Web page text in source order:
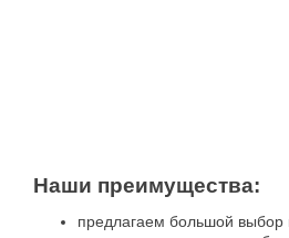
Наши преимущества:
предлагаем большой выбор